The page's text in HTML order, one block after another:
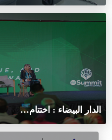
الدار البيضاء : اختتام…